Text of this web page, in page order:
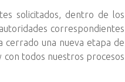
solicitados, dentro de los
correspondientes
una nueva etapa de
con todos nuestros procesos